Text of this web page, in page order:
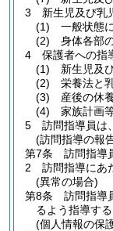
3
新生児及び乳
(1)
一般状態
(2)
身体各部
4
保護者への指
(1)
新生児及
(2)
栄養法と
(3)
産後の休
(4)
家族計画
5
訪問指導員は
(訪問指導の報
第7条
訪問指導
2
訪問指導にあ
(異常の場合)
第8条
訪問指導
るよう指導す
(個人情報の保